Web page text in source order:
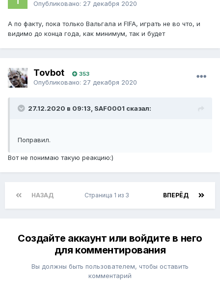
Опубликовано: 27 декабря 2020
А по факту, пока только Вальгала и FIFA, играть не во что, и
видимо до конца года, как минимум, так и будет
Tovbot 353
Опубликовано: 27 декабря 2020
27.12.2020 в 09:13, SAF0001 сказал:
Поправил.
Вот не понимаю такую реакцию:)
НАЗАД ВПЕРЁД
Страница 1 из 3
Создайте аккаунт или войдите в него
для комментирования
Вы должны быть пользователем, чтобы оставить
комментарий